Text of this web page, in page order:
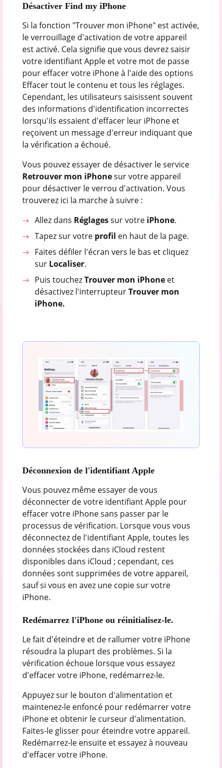
Désactiver Find my iPhone
Si la fonction "Trouver mon iPhone" est activée,
le verrouillage d'activation de votre appareil
est activé. Cela signifie que vous devrez saisir
votre identifiant Apple et votre mot de passe
pour effacer votre iPhone à l'aide des options
Effacer tout le contenu et tous les réglages.
Cependant, les utilisateurs saisissent souvent
des informations d'identification incorrectes
lorsqu'ils essaient d'effacer leur iPhone et
reçoivent un message d'erreur indiquant que
la vérification a échoué.
Vous pouvez essayer de désactiver le service
Retrouver mon iPhonesur votre appareil
pour désactiver le verrou d'activation. Vous
trouverez ici la marche à suivre :
Allez dans Réglagessur votre iPhone.
Tapez sur votre profil en haut de la page.
Faites défiler l'écran vers le bas et cliquez
sur Localiser.
Puis touchezTrouver mon iPhone et
désactivez l'interrupteurTrouver mon
iPhone.
Déconnexion de l'identifiant Apple
Vous pouvez même essayer de vous
déconnecter de votre identifiant Apple pour
effacer votre iPhone sans passer par le
processus de vérification. Lorsque vous vous
déconnectez de l'identifiant Apple, toutes les
données stockées dans iCloud restent
disponibles dans iCloud ; cependant, ces
données sont supprimées de votre appareil,
sauf si vous en avez une copie sur votre
iPhone.
Redémarrez l'iPhone ou réinitialisez-le.
Le fait d'éteindre et de rallumer votre iPhone
résoudra la plupart des problèmes. Si la
vérification échoue lorsque vous essayez
d'effacer votre iPhone, redémarrez-le.
Appuyez sur le bouton d'alimentation et
maintenez-le enfoncé pour redémarrer votre
iPhone et obtenir le curseur d'alimentation.
Faites-le glisser pour éteindre votre appareil.
Redémarrez-le ensuite et essayez à nouveau
d'effacer votre iPhone.